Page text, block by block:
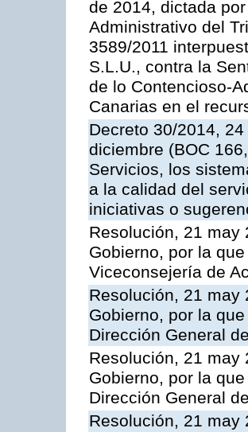
de 2014, dictada
Administrativo del
3589/2011
S.L.U., contra la
de lo Contencioso-
Canarias en el
Decreto 30/2014,
diciembre (BOC
Servicios, los
a la calidad del
iniciativas o
Resolución, 21 may
Gobierno, por la
Viceconsejería de
Resolución, 21 may
Gobierno, por la
Dirección General
Resolución, 21 may
Gobierno, por la
Dirección General
Resolución, 21 may